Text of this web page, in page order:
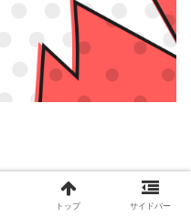
トップ サイドバー